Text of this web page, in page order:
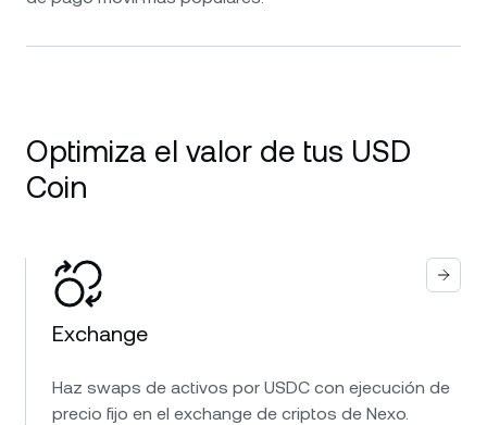
Optimiza el valor de tus USD
Coin
Exchange
Haz swaps de activos por USDC con ejecución de
precio fijo en el exchange de criptos de Nexo.